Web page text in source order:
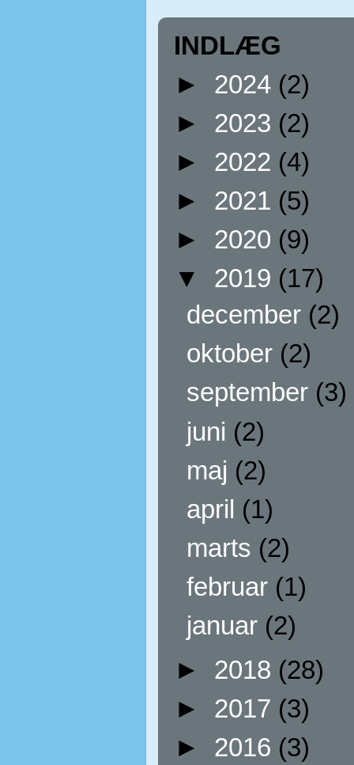
INDLÆG
► 2024 (2)
► 2023 (2)
► 2022 (4)
► 2021 (5)
► 2020 (9)
▼ 2019 (17)
december (2)
oktober (2)
september (3)
juni (2)
maj (2)
april (1)
marts (2)
februar (1)
januar (2)
► 2018 (28)
► 2017 (3)
► 2016 (3)